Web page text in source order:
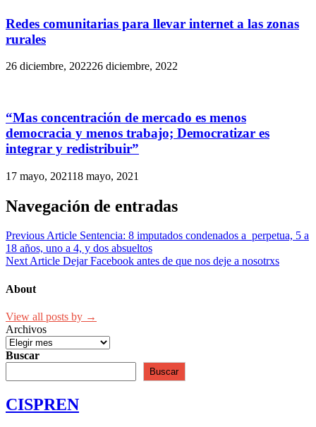
Redes comunitarias para llevar internet a las zonas
rurales
26 diciembre, 202226 diciembre, 2022
“Mas concentración de mercado es menos
democracia y menos trabajo; Democratizar es
integrar y redistribuir”
17 mayo, 202118 mayo, 2021
Navegación de entradas
Previous Article Sentencia: 8 imputados condenados a perpetua, 5 a
18 años, uno a 4, y dos absueltos
Next Article Dejar Facebook antes de que nos deje a nosotrxs
About
View all posts by →
Archivos
Buscar
Buscar
CISPREN